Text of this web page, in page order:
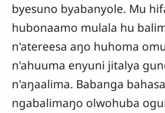
byesuno byabanyole. Mu
hubonaamo mulala hu
n'atereesa aŋo huhoma
n'ahuuma enyuni jitalya
n'aŋaalima. Babanga
ngabalimaŋo olwohuba